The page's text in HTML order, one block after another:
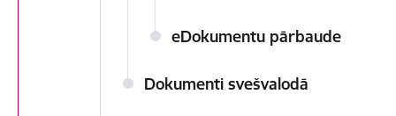
eDokumentu pārbaude
Dokumenti svešvalodā